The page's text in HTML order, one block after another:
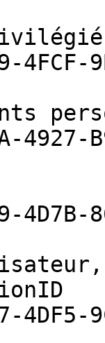
4FCF-
4927-
4D7B-
4DF5-